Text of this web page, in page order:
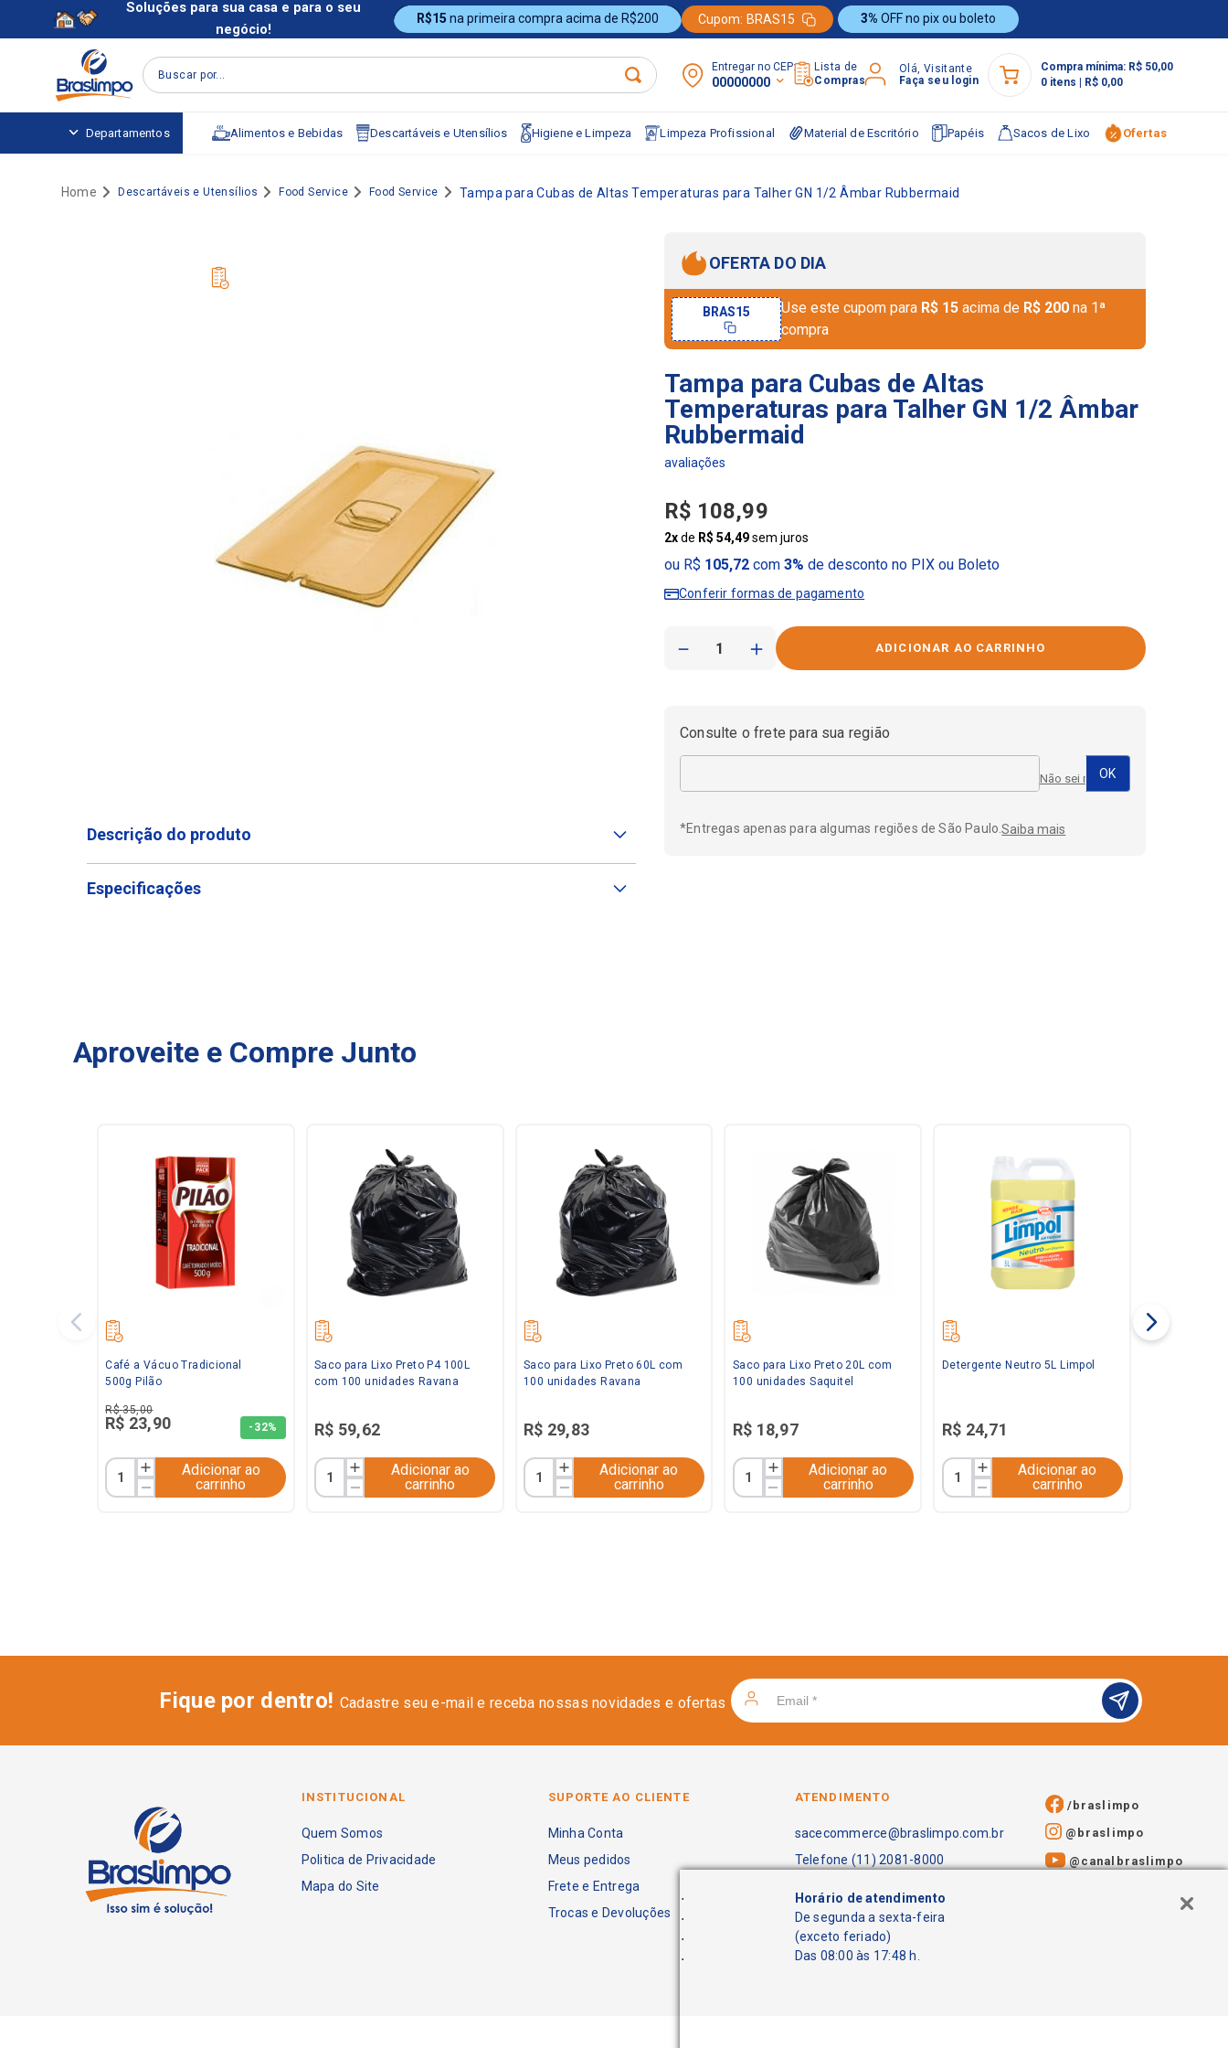
.
.
.
.
Soluções para sua casa e para o seu
negócio!
R$15 na primeira compra acima de R$200 Cupom: BRAS15 3% OFF no pix ou boleto
Buscar por... Entregar no CEP:
00000000
Lista de
Compras
Olá, Visitante
Faça seu login
Compra mínima: R$ 50,00
0 itens R$ 0,00
Departamentos Alimentos e Bebidas Descartáveis e Utensílios Higiene e Limpeza Limpeza Profissional Material de Escritório Papéis Sacos de Lixo Ofertas
Descartáveis e Utensílios Food Service Food Service Tampa para Cubas de Altas Temperaturas para Talher GN 1/2 Âmbar Rubbermaid
Descrição do produto
Especificações
OFERTA DO DIA
Use este cupom para R$ 15 acima de R$ 200 na 1ª
compra
BRAS15
Tampa para Cubas de Altas
Temperaturas para Talher GN 1/2 Âmbar
Rubbermaid
R$ 108,99
2xde R$ 54,49sem juros
ou R$ 105,72 com3% de desconto no PIX ou Boleto
Conferir formas de pagamento
＋
－
Consulte o frete para sua região
Não sei meu CEP
*Entregas apenas para algumas regiões de São Paulo.Saiba mais
Aproveite e Compre Junto
Café a Vácuo Tradicional
500g Pilão
R$ 35,00
R$ 23,90 - 32%
Adicionar ao
carrinho
Saco para Lixo Preto P4 100L
com 100 unidades Ravana
R$ 59,62
Adicionar ao
carrinho
Saco para Lixo Preto 60L com
100 unidades Ravana
R$ 29,83
Adicionar ao
carrinho
Saco para Lixo Preto 20L com
100 unidades Saquitel
R$ 18,97
Adicionar ao
carrinho
Detergente Neutro 5L Limpol
R$ 24,71
Adicionar ao
carrinho
Fique por dentro! Cadastre seu e-mail e receba nossas novidades e ofertas
INSTITUCIONAL
Quem Somos
Politica de Privacidade
Mapa do Site
SUPORTE AO CLIENTE
Minha Conta
Meus pedidos
Frete e Entrega
Trocas e Devoluções
ATENDIMENTO
sacecommerce@braslimpo.com.br
Telefone (11) 2081-8000
Horário de atendimento
De segunda a sexta-feira
(exceto feriado)
Das 08:00 às 17:48 h.
/braslimpo
@braslimpo
@canalbraslimpo​